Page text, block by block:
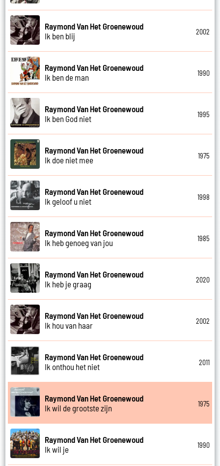
Raymond Van Het Groenewoud
Ik ben blij
2002
Raymond Van Het Groenewoud
Ik ben de man
1990
Raymond Van Het Groenewoud
Ik ben God niet
1995
Raymond Van Het Groenewoud
Ik doe niet mee
1975
Raymond Van Het Groenewoud
Ik geloof u niet
1998
Raymond Van Het Groenewoud
Ik heb genoeg van jou
1985
Raymond Van Het Groenewoud
Ik heb je graag
2020
Raymond Van Het Groenewoud
Ik hou van haar
2002
Raymond Van Het Groenewoud
Ik onthou het niet
2011
Raymond Van Het Groenewoud
Ik wil de grootste zijn
1975
Raymond Van Het Groenewoud
Ik wil je
1990